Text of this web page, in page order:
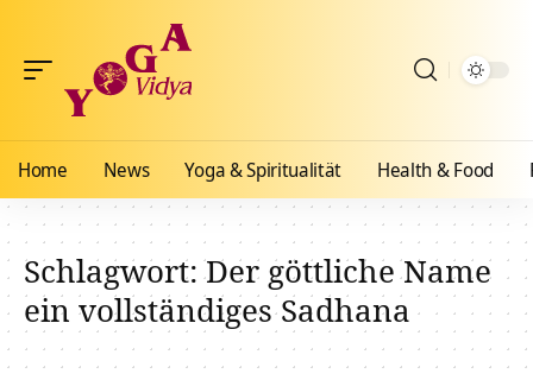
Home News Yoga & Spiritualität Health & Food
Schlagwort:Der göttliche Name
ein vollständiges Sadhana